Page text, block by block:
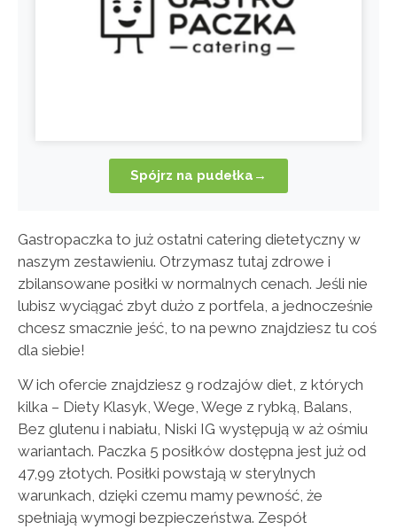
Spójrz na pudełka→
Gastropaczka to już ostatni catering dietetyczny w
naszym zestawieniu. Otrzymasz tutaj zdrowe i
zbilansowane posiłki w normalnych cenach. Jeśli nie
lubisz wyciągać zbyt dużo z portfela, a jednocześnie
chcesz smacznie jeść, to na pewno znajdziesz tu coś
dla siebie!
W ich ofercie znajdziesz 9 rodzajów diet, z których
kilka – Diety Klasyk, Wege, Wege z rybką, Balans,
Bez glutenu i nabiału, Niski IG występują w aż ośmiu
wariantach. Paczka 5 posiłków dostępna jest już od
47,99 złotych. Posiłki powstają w sterylnych
warunkach, dzięki czemu mamy pewność, że
spełniają wymogi bezpieczeństwa. Zespół